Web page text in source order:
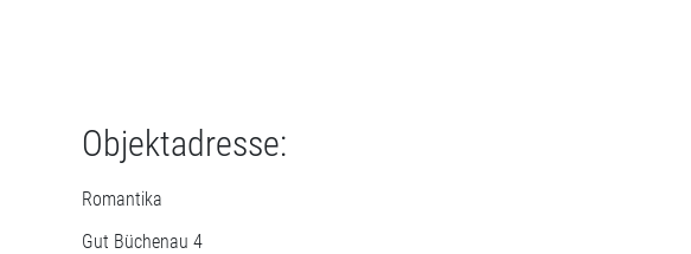
Objektadresse:
Romantika
Gut Büchenau 4